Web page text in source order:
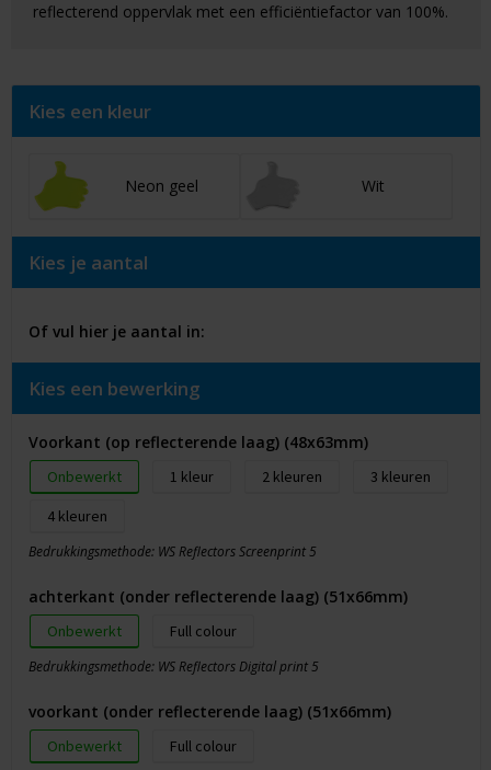
reflecterend oppervlak met een efficiëntiefactor van 100%.
Kies een kleur
Neon geel Wit
Kies je aantal
Of vul hier je aantal in:
Kies een bewerking
Voorkant (op reflecterende laag) (48x63mm)
Onbewerkt 1 2
3
4
Bedrukkingsmethode: WS Reflectors Screenprint 5
achterkant (onder reflecterende laag) (51x66mm)
Onbewerkt Full colour
Bedrukkingsmethode: WS Reflectors Digital print 5
voorkant (onder reflecterende laag) (51x66mm)
Onbewerkt Full colour